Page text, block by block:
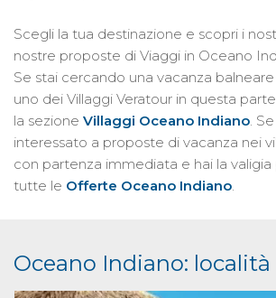
Scegli la tua destinazione e scopri i
nostre proposte di Viaggi in Oceano
Se stai cercando una vacanza
uno dei Villaggi Veratour in questa
la sezione Villaggi Oceano Indiano.
interessato a proposte di vacanza nei
con partenza immediata e hai la
tutte le Offerte Oceano Indiano.
Oceano Indiano: località